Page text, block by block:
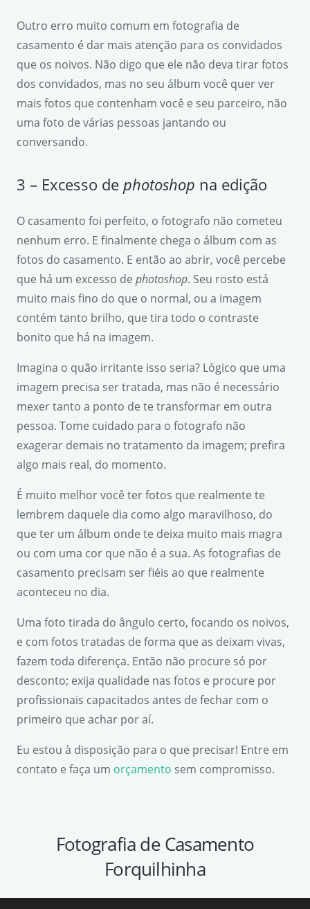
Outro erro muito comum em fotografia de
casamento é dar mais atenção para os convidados
que os noivos. Não digo que ele não deva tirar fotos
dos convidados, mas no seu álbum você quer ver
mais fotos que contenham você e seu parceiro, não
uma foto de várias pessoas jantando ou
conversando.
3 – Excesso de photoshop na edição
O casamento foi perfeito, o fotografo não cometeu
nenhum erro. E finalmente chega o álbum com as
fotos do casamento. E então ao abrir, você percebe
que há um excesso de photoshop. Seu rosto está
muito mais fino do que o normal, ou a imagem
contém tanto brilho, que tira todo o contraste
bonito que há na imagem.
Imagina o quão irritante isso seria? Lógico que uma
imagem precisa ser tratada, mas não é necessário
mexer tanto a ponto de te transformar em outra
pessoa. Tome cuidado para o fotografo não
exagerar demais no tratamento da imagem; prefira
algo mais real, do momento.
É muito melhor você ter fotos que realmente te
lembrem daquele dia como algo maravilhoso, do
que ter um álbum onde te deixa muito mais magra
ou com uma cor que não é a sua. As fotografias de
casamento precisam ser fiéis ao que realmente
aconteceu no dia.
Uma foto tirada do ângulo certo, focando os noivos,
e com fotos tratadas de forma que as deixam vivas,
fazem toda diferença. Então não procure só por
desconto; exija qualidade nas fotos e procure por
profissionais capacitados antes de fechar com o
primeiro que achar por aí.
Eu estou à disposição para o que precisar! Entre em
contato e faça um orçamento sem compromisso.
Fotografia de Casamento
Forquilhinha